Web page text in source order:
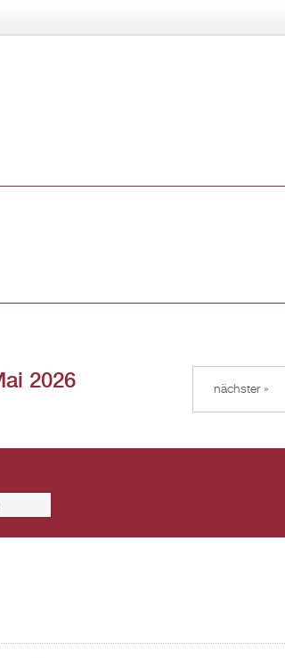
2026 nächster »